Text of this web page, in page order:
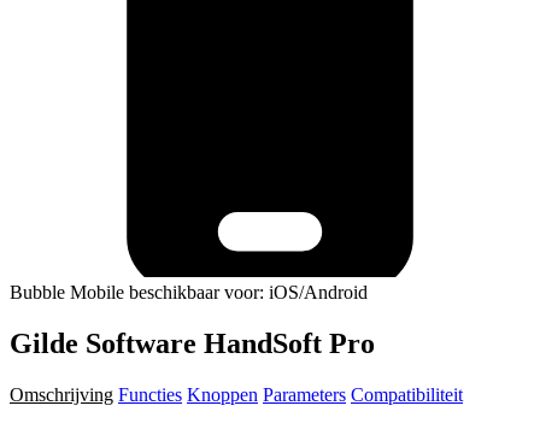
Bubble Mobile beschikbaar voor: iOS/Android
Gilde Software HandSoft Pro
Omschrijving Functies Knoppen Parameters Compatibiliteit